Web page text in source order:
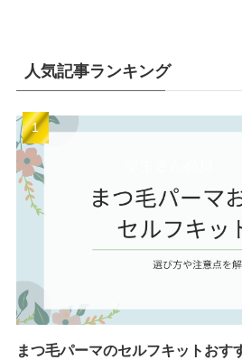
人気記事ランキング
まつ毛パーマのセルフキットおす